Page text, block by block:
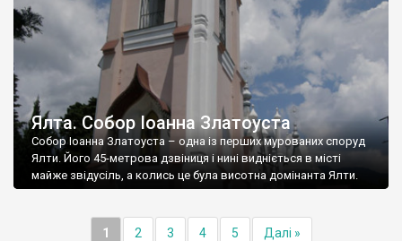
Ялта. Собор Іоанна Златоуста
Собор Іоанна Златоуста – одна із перших мурованих споруд
Ялти. Його 45-метрова дзвіниця і нині видніється в місті
майже звідусіль, а колись це була висотна домінанта Ялти.
1 2 3 4 5 Далі »